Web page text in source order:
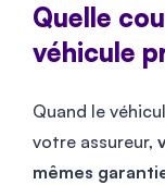
Quelle
véhicule
Quand le
votre assureur,
mêmes